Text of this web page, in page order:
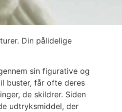
Din pålidelige
sin figurative og
buster, får ofte deres
de skildrer. Siden
udtryksmiddel, der